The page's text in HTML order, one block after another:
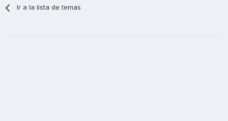
Ir a la lista de temas